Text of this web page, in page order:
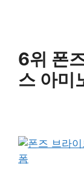
6위 폰
스 아미